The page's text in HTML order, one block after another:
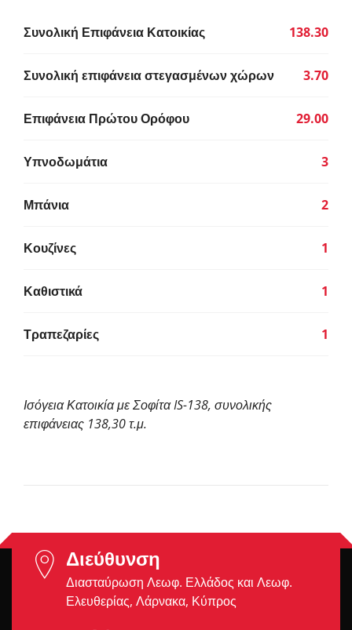
Συνολική Επιφάνεια Κατοικίας 138.30
Συνολική επιφάνεια στεγασμένων χώρων 3.70
Επιφάνεια Πρώτου Ορόφου 29.00
Υπνοδωμάτια 3
Μπάνια 2
Κουζίνες 1
Καθιστικά 1
Τραπεζαρίες 1
Ισόγεια Κατοικία με Σοφίτα IS-138, συνολικής
επιφάνειας 138,30 τ.μ.
Διεύθυνση
Διασταύρωση Λεωφ. Ελλάδος και Λεωφ.
Ελευθερίας, Λάρνακα, Κύπρος